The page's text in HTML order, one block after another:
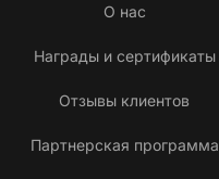
О нас
Награды и сертификаты
Отзывы клиентов
Партнерская программа